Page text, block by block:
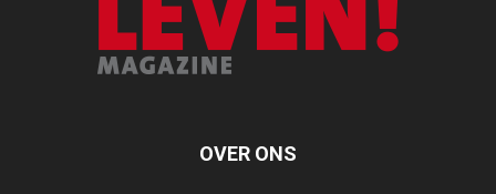
OVER ONS